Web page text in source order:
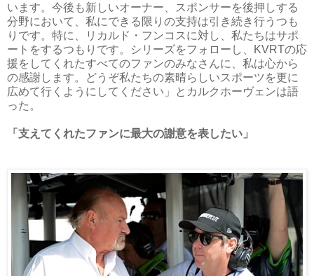
います。今後も新しいオーナー、スポンサーを後押しする
分野において、私にできる限りの支持は引き続き行うつも
りです。特に、リカルド・フンコスに対し、私たちはサポ
ートをするつもりです。シリーズをフォローし、KVRTの応
援をしてくれたすべてのファンのみなさんに、私は心から
の感謝します。どうぞ私たちの素晴らしいスポーツを更に
広めて行くようにしてください」とカルクホーヴェンは語
った。
「支えてくれたファンに最大の謝意を表したい」